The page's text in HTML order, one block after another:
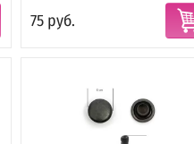
75 руб.